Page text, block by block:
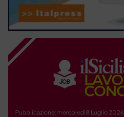
Pubblicazione: mercoledì 8 Luglio 2026